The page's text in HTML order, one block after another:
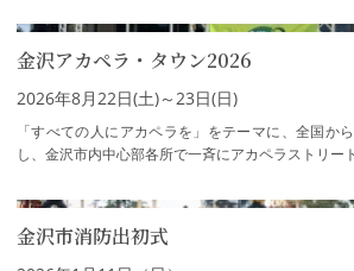
金沢アカペラ・タウン2026
2026年8月22日(土)～23日(日)
「すべての人にアカペラを」をテーマに、全国か
し、金沢市内中心部各所で一斉にアカペラストリー
金沢市消防出初式